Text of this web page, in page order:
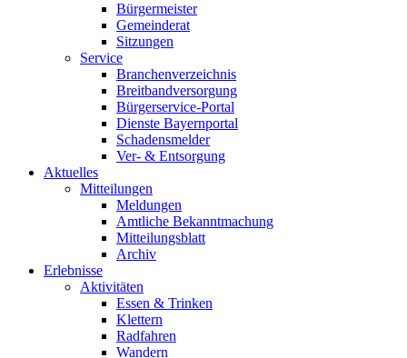
Bürgermeister
Gemeinderat
Sitzungen
Service
Branchenverzeichnis
Breitbandversorgung
Bürgerservice-Portal
Dienste Bayernportal
Schadensmelder
Ver- & Entsorgung
Aktuelles
Mitteilungen
Meldungen
Amtliche Bekanntmachung
Mitteilungsblatt
Archiv
Erlebnisse
Aktivitäten
Essen & Trinken
Klettern
Radfahren
Wandern